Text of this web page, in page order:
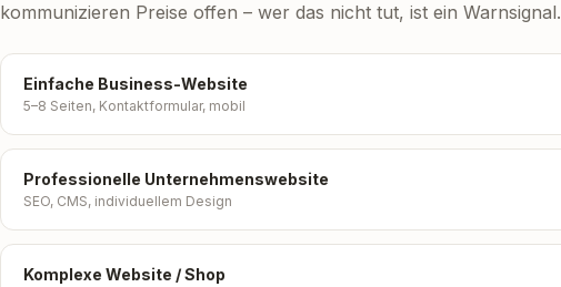
kommunizieren Preise offen – wer das nicht tut, ist ein Warnsignal.
Einfache Business-Website
5–8 Seiten, Kontaktformular, mobil
Professionelle Unternehmenswebsite
SEO, CMS, individuellem Design
Komplexe Website / Shop